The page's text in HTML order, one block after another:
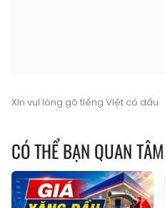
Xin vui lòng gõ tiếng Việt có dấu
CÓ THỂ BẠN QUAN TÂM